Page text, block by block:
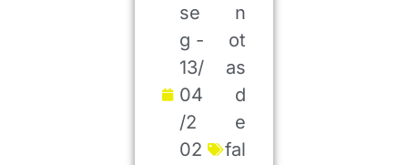
se
g -
13/
04
/2
02
n
ot
as
d
e
fal